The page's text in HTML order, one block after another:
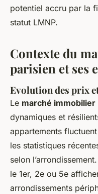
potentiel accru par la
statut LMNP.
Contexte du
parisien et ses
Evolution des prix
Le marché immobilier
dynamiques et
appartements
les statistiques
selon
le 1er, 2e ou 5e
arrondissements